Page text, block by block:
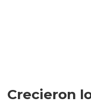
Crecieron